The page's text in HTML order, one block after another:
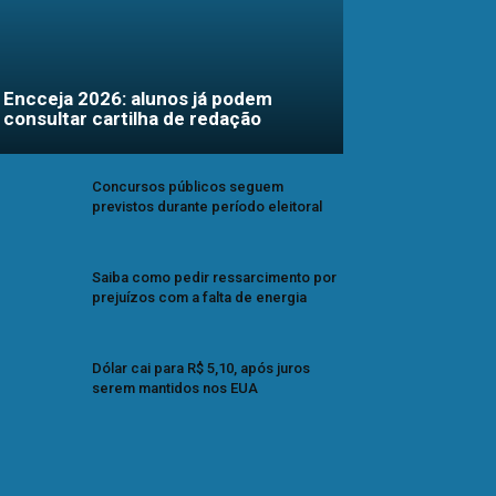
Encceja 2026: alunos já podem
consultar cartilha de redação
Concursos públicos seguem
previstos durante período eleitoral
Saiba como pedir ressarcimento por
prejuízos com a falta de energia
Dólar cai para R$ 5,10, após juros
serem mantidos nos EUA